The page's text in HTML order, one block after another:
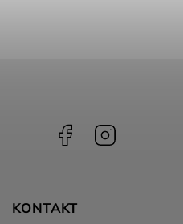
Facebook
KONTAKT